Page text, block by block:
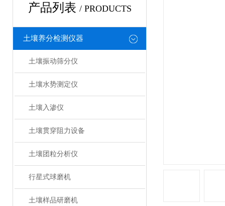
产品列表 / PRODUCTS
土壤养分检测仪器
土壤振动筛分仪
土壤水势测定仪
土壤入渗仪
土壤贯穿阻力设备
土壤团粒分析仪
行星式球磨机
土壤样品研磨机